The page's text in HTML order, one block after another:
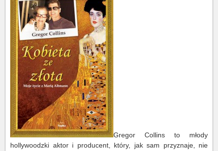
Gregor Collins to młody
hollywoodzki aktor i producent, który, jak sam przyznaje, nie